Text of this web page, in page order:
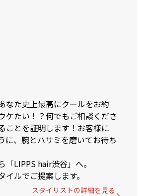
なた史上最高にクールをお約
ケたい！？何でもご相談くださ
ことを証明します！お客様に
に、腕とハサミを磨いてお待ち
LIPPS hair渋谷」へ。
ルでご提案します。
スタイリストの詳細を見る